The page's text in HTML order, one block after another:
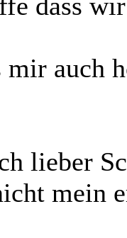
auch
lieber
mein